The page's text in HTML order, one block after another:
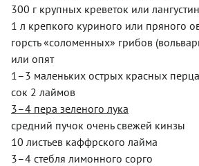
300 г крупных креветок или
1 л крепкого куриного или пряного
горсть «соломенных» грибов
или опят
1–3 маленьких острых красных
сок 2 лаймов
3–4 пера зеленого лука
средний пучок очень свежей кинзы
10 листьев каффрского лайма
3–4 стебля лимонного сорго